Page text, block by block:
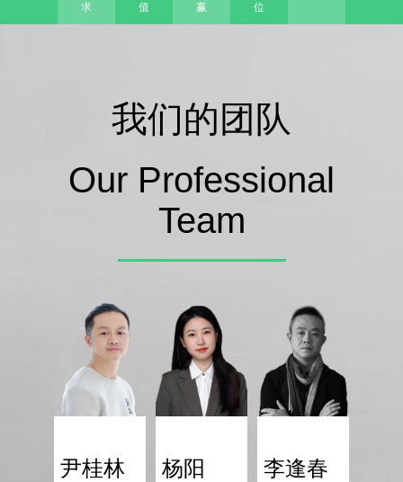
求
值
赢
位
我们的团队
Our Professional
Team
尹桂林 杨阳 李逢春